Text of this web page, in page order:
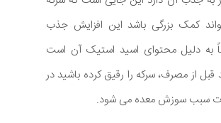
کمک بزرگی باشد این افزایش جذب
به دلیل محتوای اسید استیک آن است
از مصرف، سرکه را رقیق کرده باشید در
سبب سوزش معده می شود.